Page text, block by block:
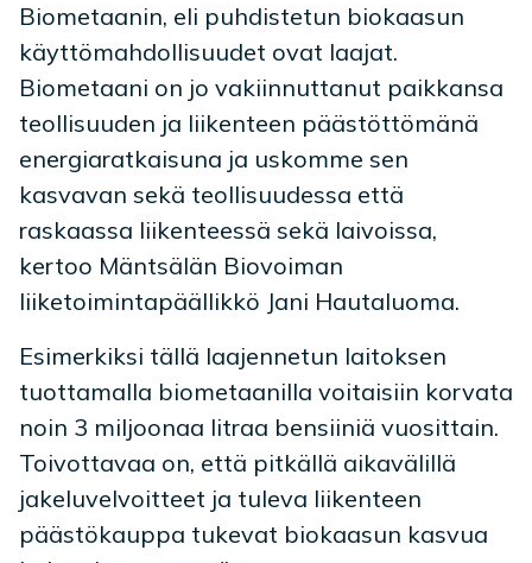
Biometaanin, eli puhdistetun biokaasun
käyttömahdollisuudet ovat laajat.
Biometaani on jo vakiinnuttanut paikkansa
teollisuuden ja liikenteen päästöttömänä
energiaratkaisuna ja uskomme sen
kasvavan sekä teollisuudessa että
raskaassa liikenteessä sekä laivoissa,
kertoo Mäntsälän Biovoiman
liiketoimintapäällikkö Jani Hautaluoma.
Esimerkiksi tällä laajennetun laitoksen
tuottamalla biometaanilla voitaisiin korvata
noin 3 miljoonaa litraa bensiiniä vuosittain.
Toivottavaa on, että pitkällä aikavälillä
jakeluvelvoitteet ja tuleva liikenteen
päästökauppa tukevat biokaasun kasvua